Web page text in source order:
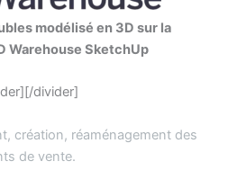
modélisé en 3D sur la
Warehouse SketchUp
divider]
création, réaménagement des
de vente.